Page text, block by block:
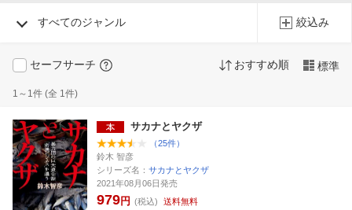
すべてのジャンル 絞込み
セーフサーチ おすすめ順 標準
1～1件 (全 1件)
サカナとヤクザ
（25件）
鈴木 智彦
シリーズ名： サカナとヤクザ
2021年08月06日発売
979円 (税込) 送料無料